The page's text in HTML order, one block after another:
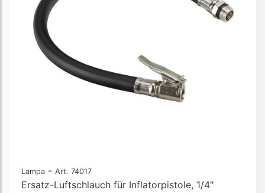
Lampa - Art. 74017
Ersatz-Luftschlauch für Inflatorpistole, 1/4"